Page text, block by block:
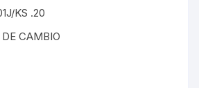
KS .20
CAMBIO